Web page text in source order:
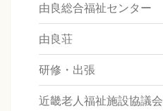
由良総合福祉センター
由良荘
研修・出張
近畿老人福祉施設協議会